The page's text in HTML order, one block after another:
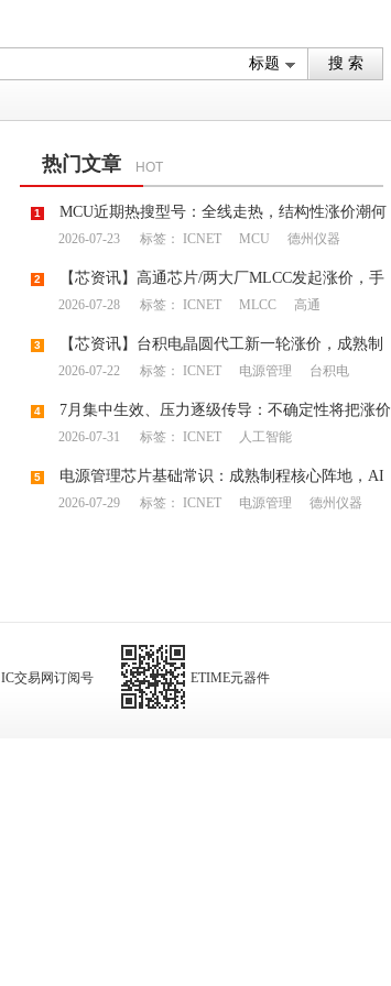
热门文章 HOT
1
MCU近期热搜型号：全线走热，结构性涨价潮何
去何从？
2026-07-23 标签： ICNET MCU 德州仪器
2
【芯资讯】高通芯片/两大厂MLCC发起涨价，手
机供应链产生上下游博弈
2026-07-28 标签： ICNET MLCC 高通
3
【芯资讯】台积电晶圆代工新一轮涨价，成熟制
程市场呈现分化
2026-07-22 标签： ICNET 电源管理 台积电
4
7月集中生效、压力逐级传导：不确定性将把涨价
潮带向何处？
2026-07-31 标签： ICNET 人工智能
5
电源管理芯片基础常识：成熟制程核心阵地，AI
时代“一飞冲天”
2026-07-29 标签： ICNET 电源管理 德州仪器
IC交易网订阅号 ETIME元器件